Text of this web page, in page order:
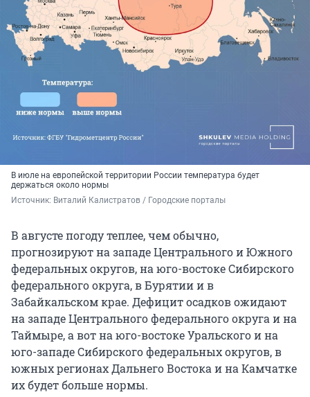
В июле на европейской территории России температура будет
держаться около нормы
Источник: Виталий Калистратов / Городские порталы
В августе погоду теплее, чем обычно,
прогнозируют на западе Центрального и Южного
федеральных округов, на юго-востоке Сибирского
федерального округа, в Бурятии и в
Забайкальском крае. Дефицит осадков ожидают
на западе Центрального федерального округа и на
Таймыре, а вот на юго-востоке Уральского и на
юго-западе Сибирского федеральных округов, в
южных регионах Дальнего Востока и на Камчатке
их будет больше нормы.